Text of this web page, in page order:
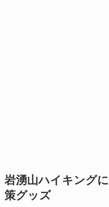
岩湧山ハイキング
策グッズ